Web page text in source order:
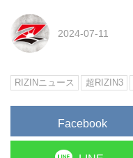
2024-07-11
RIZINニュース 超RIZIN3
Facebook